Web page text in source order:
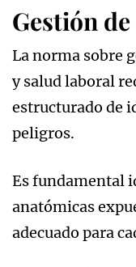
Gestión
La norma sobre
y salud laboral
estructurado de
peligros.
Es fundamental
anatómicas
adecuado para